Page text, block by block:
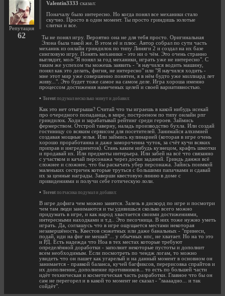
Репутация
62
Valentin3333 сказал:
Поначалу было интересно. Но когда понял все механики стало
скучно. Просто в один момент. Ты просто гриндишь золотые
слитки и все.
Ты не понял игру. Вероятно она не для тебя просто. Оригинальная
Элона была такой же. В этом её и плюс. Автор собрал по сути часть
механик из онлайн гриндилок по типу Линяги 2 и создал на их базе
сингловую игру. Понять механики - это ни о чём. Это очень странно
выглядит, мол-"Я понял за год механики, играть уже не интересно". С
таким же успехом ты можешь заявить - "я научился водить машину,
понял как это делать, фигня, не интересно" или "Я научился ходить -
мне этот мир уже совершенно понятен, я в нём будто уже миллиард лет
живу...". Это будет тоже самое на самом деле. Игра хороша именно
процессом достижения намеченых целей и своей вариативностью.
• Torent подумал несколько минут и добавил:
Как это нет отыгрыша? Считай что ты играешь в какой нибудь исекай
про очередного попаданца, в мире, построеном по типу онлайн рпг
гриндилок. Ходи и зарабатывай рейтинг среди героев. Займись
фермерством. Отстрой таверну, наладь производство бухла. Или создай
гостиницу со всяким сервисом для посетителей. Занимайся алхимией
создавая мощные зелья. Или займись кулинарией (которая в игре очень
хорошо проработанна и даже замороченна чуток, за счёт кучи всяких
приправ и ингредиентов). Стань каким нибудь кузнецом, крафть шмотки
и продавай их. Или предметы интерьера. Или забей на всё что связанно
с участком и качай персонажа через доски заданий. Гриндь данжи всё
сложнее и сложнее, что бы раскачать убер персонажа. Зайись поимкой
маленьких сестричек которые труться с большими папачками и сдавай
их за ценные награды. Заверши квестовую линию в доме с
привидениями и получи себе готическую лоли.
• Torent полчасика подумал и добавил:
В игре дофига чем можно занятся. Залезь в дискорд по игре и посмотри
чем там люди занимаются и ты удивишься сколько всего можно
придумать в игре, и как народ хвастается своими достижениями,
интересными находками и т.д.. Это песочница. В них тоже нужно уметь
играть. Да, соглашусь что в игре ощущается местами некоторая
незавершёность. Квестов сюжетных или даже банальных - "принеси,
подай, иди на фиг не мешай"... у обычных нпс, не хватает. Но на то это
и РД. Есть надежда что Ноа в тех местах которые требуют
определённой доработки - заполнит некоторые пустоты и дополнит
всем необходимым. Если посмотреть по чендж логам, то можно
увидеть что он пашет как угарелый и на данный момент в основном он
занимается - правкой баланса, кучей багфиксов, перерисовка спрайтов и
их дополнение, дополнение противников... то есть по большей части
идёт техническая и косметическая часть разработки. Главное что бы он
сам не перегорел и в какой то момент не сказал - "лаааадно... и так
сойдёт".